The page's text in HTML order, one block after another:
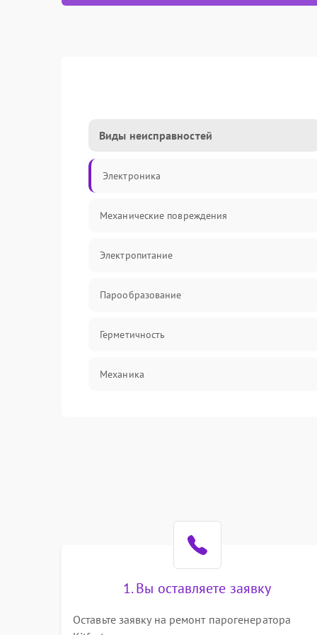
Виды неисправностей
Электроника
Механические повреждения
Электропитание
Парообразование
Герметичность
Механика
1. Вы оставляете заявку
Оставьте заявку на ремонт парогенератора